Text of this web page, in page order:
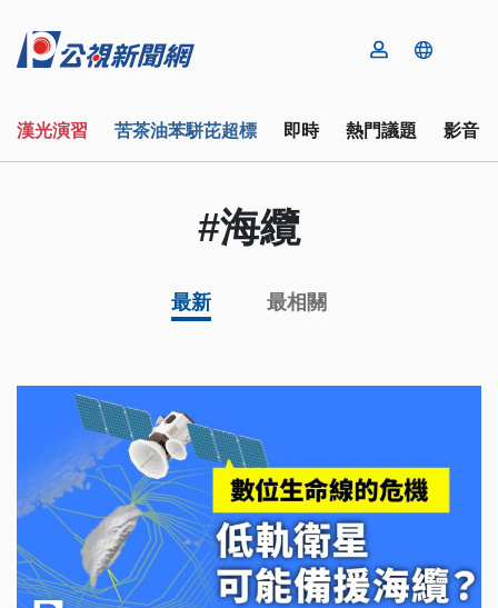
漢光演習 苦茶油苯駢芘超標 即時 熱門議題 影音
#海纜
最新 最相關